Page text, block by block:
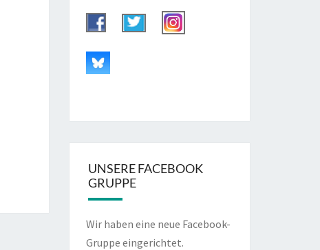
UNSERE FACEBOOK
GRUPPE
Wir haben eine neue Facebook-
Gruppe eingerichtet.